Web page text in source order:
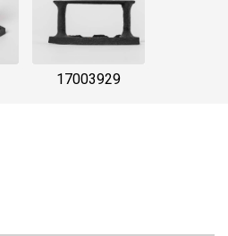
17003929